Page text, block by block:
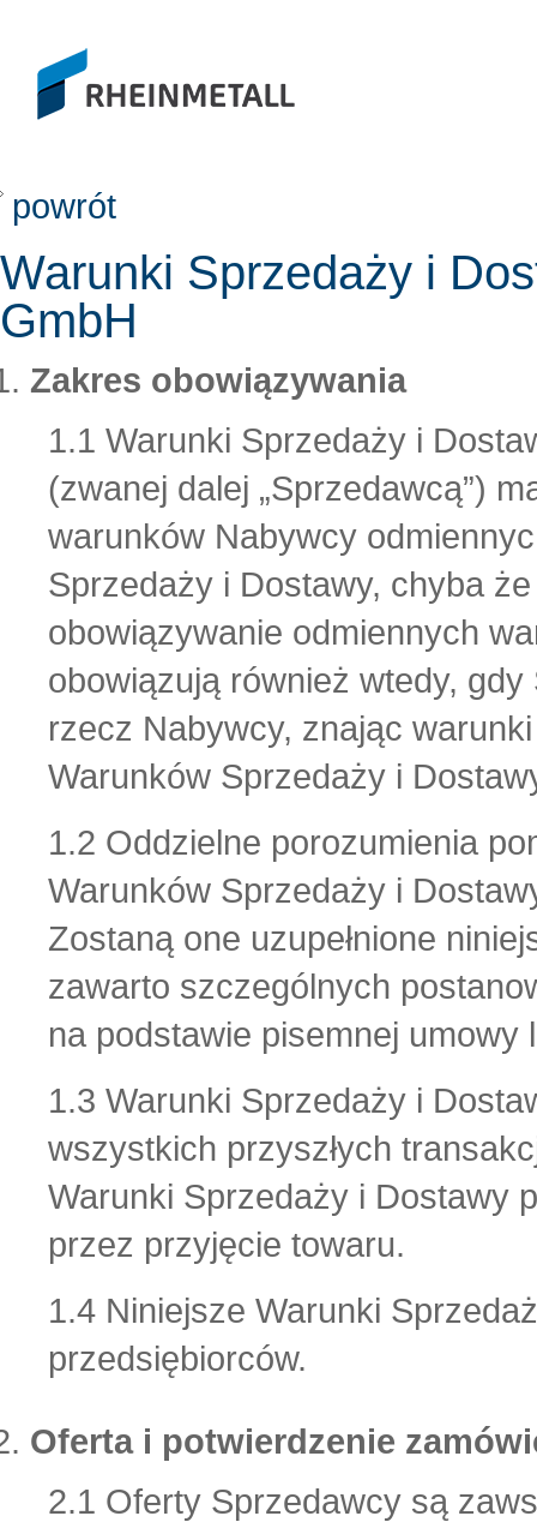
powrót
Warunki Sprzedaży i
GmbH
Zakres obowiązywania
1.1 Warunki Sprzedaży i
(zwanej dalej „Sprzedawcą”)
warunków Nabywcy
Sprzedaży i Dostawy, chyba
obowiązywanie odmiennych
obowiązują również wtedy,
rzecz Nabywcy, znając
Warunków Sprzedaży i
1.2 Oddzielne porozumienia
Warunków Sprzedaży i
Zostaną one uzupełnione
zawarto szczególnych
na podstawie pisemnej
1.3 Warunki Sprzedaży i
wszystkich przyszłych
Warunki Sprzedaży i Dostawy
przez przyjęcie towaru.
1.4 Niniejsze Warunki
przedsiębiorców.
Oferta i potwierdzenie
2.1 Oferty Sprzedawcy są